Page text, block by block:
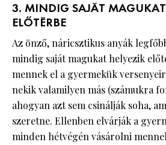
3. MINDIG SAJÁT MAGUKAT
ELŐTÉRBE
Az önző, náricsztikus anyák
mindig saját magukat helyezik
mennek el a gyermekük
nekik valamilyen más (számukra
ahogyan azt sem csinálják soha,
szeretne. Ellenben elvárják a
minden hétvégén vásárolni